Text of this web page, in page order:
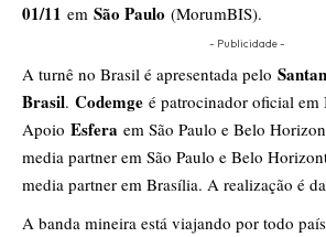
01/11 em São Paulo (MorumBIS).
- Publicidade -
A turnê no Brasil é apresentada pelo
Brasil. Codemge é patrocinador oficial
Apoio Esfera em São Paulo e Belo
media partner em São Paulo e Belo
media partner em Brasília. A realização é
A banda mineira está viajando por todo